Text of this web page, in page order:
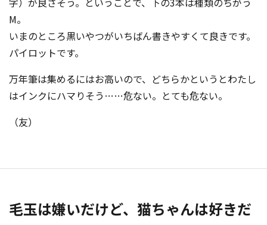
M。
いまのところ黒いやつがいちばん書きやすくて良きです。
パイロットです。
万年筆は集めるにはお高いので、どちらかというとわたし
はインクにハマりそう……危ない。とても危ない。
（友）
毛玉は嫌いだけど、猫ちゃんは好きだ